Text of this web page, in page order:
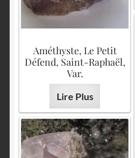
Améthyste, Le Petit
Défend, Saint-Raphaël,
Var.
Lire Plus